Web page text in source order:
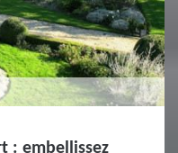
: embellissez